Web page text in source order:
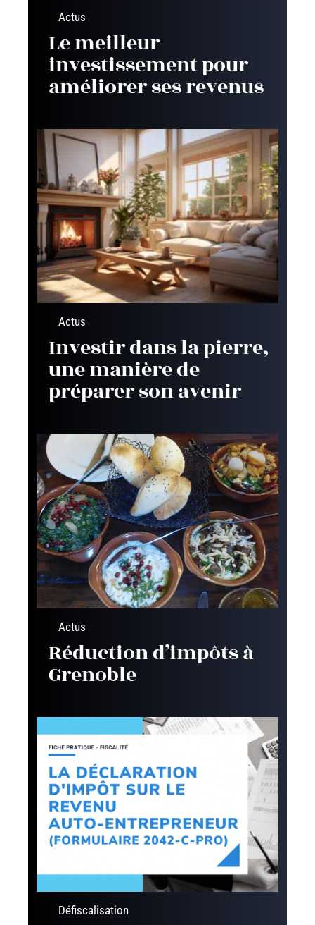
Actus
Le meilleur
investissement pour
améliorer ses revenus
Actus
Investir dans la pierre,
une manière de
préparer son avenir
Actus
Réduction d’impôts à
Grenoble
Défiscalisation